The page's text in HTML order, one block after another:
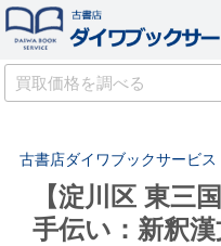
古書店ダイワブックサービス
【淀川区 東三
手伝い：新釈